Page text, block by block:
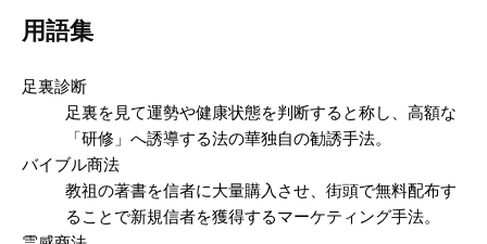
用語集
足裏診断
足裏を見て運勢や健康状態を判断すると称し、高額な
「研修」へ誘導する法の華独自の勧誘手法。
バイブル商法
教祖の著書を信者に大量購入させ、街頭で無料配布す
ることで新規信者を獲得するマーケティング手法。